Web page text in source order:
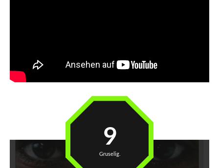
9
Gruselig.